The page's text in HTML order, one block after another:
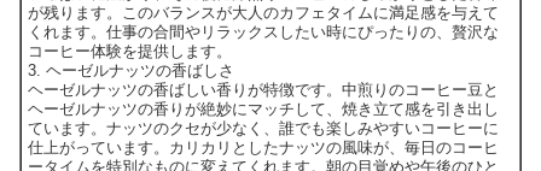
が残ります。このバランスが大人のカフェタイムに満足感を与えて
くれます。仕事の合間やリラックスしたい時にぴったりの、贅沢な
コーヒー体験を提供します。
3. ヘーゼルナッツの香ばしさ
ヘーゼルナッツの香ばしい香りが特徴です。中煎りのコーヒー豆と
ヘーゼルナッツの香りが絶妙にマッチして、焼き立て感を引き出し
ています。ナッツのクセが少なく、誰でも楽しみやすいコーヒーに
仕上がっています。カリカリとしたナッツの風味が、毎日のコーヒ
ータイムを特別なものに変えてくれます。朝の目覚めや午後のひと